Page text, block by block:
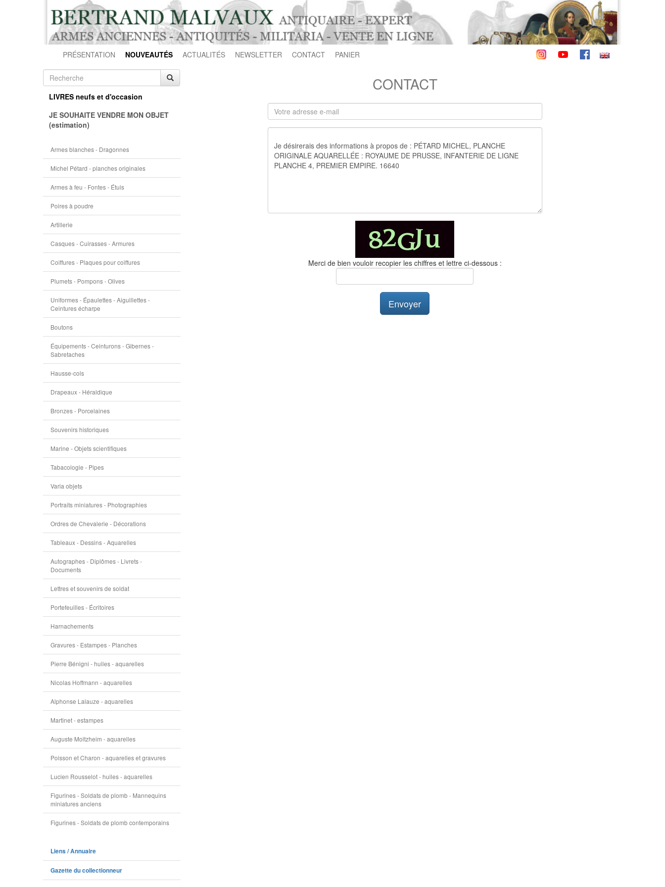
PRÉSENTATION NOUVEAUTÉS ACTUALITÉS NEWSLETTER CONTACT PANIER
LIVRES neufs et d'occasion
JE SOUHAITE VENDRE MON OBJET
(estimation)
Armes blanches - Dragonnes
Michel Pétard - planches originales
Armes à feu - Fontes - Étuis
Poires à poudre
Artillerie
Casques - Cuirasses - Armures
Coiffures - Plaques pour coiffures
Plumets - Pompons - Olives
Uniformes - Épaulettes - Aiguillettes -
Ceintures écharpe
Boutons
Équipements - Ceinturons - Gibernes -
Sabretaches
Hausse-cols
Drapeaux - Héraldique
Bronzes - Porcelaines
Souvenirs historiques
Marine - Objets scientifiques
Tabacologie - Pipes
Varia objets
Portraits miniatures - Photographies
Ordres de Chevalerie - Décorations
Tableaux - Dessins - Aquarelles
Autographes - Diplômes - Livrets -
Documents
Lettres et souvenirs de soldat
Portefeuilles - Écritoires
Harnachements
Gravures - Estampes - Planches
Pierre Bénigni - huiles - aquarelles
Nicolas Hoffmann - aquarelles
Alphonse Lalauze - aquarelles
Martinet - estampes
Auguste Moltzheim - aquarelles
Poisson et Charon - aquarelles et gravures
Lucien Rousselot - huiles - aquarelles
Figurines - Soldats de plomb - Mannequins
miniatures anciens
Figurines - Soldats de plomb contemporains
Liens / Annuaire
Gazette du collectionneur
CONTACT
Merci de bien vouloir recopier les chiffres et lettre ci-dessous :